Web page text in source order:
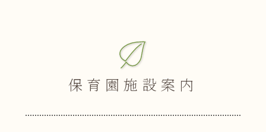
保育園施設案内